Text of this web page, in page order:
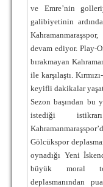
LİSANSLI
MULTİMEDYA
FOTOĞRAF
MARŞ &
KULÜP
SPOR
YÖNETİM
ve Emre’nin
galibiyetinin
devam ediyor. Play-
bırakmayan
ile karşılaştı.
keyifli dakikalar
Sezon başından bu
istediği
Gölcükspor
oynadığı Yeni
büyük moral
deplasmanından